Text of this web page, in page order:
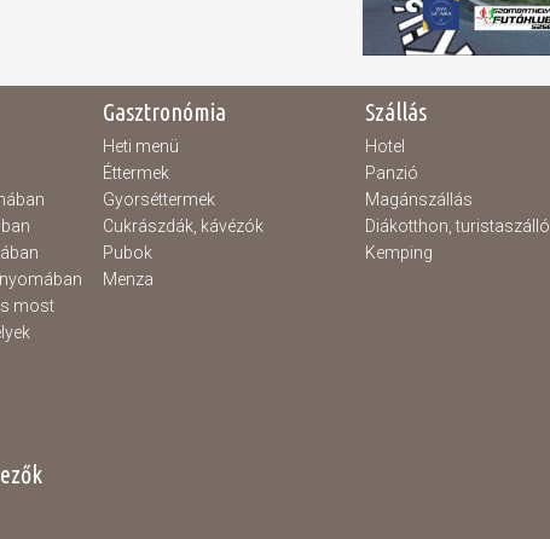
most
Gasztronómia
Heti menü
Éttermek
Gyorséttermek
Cukrászdák, kávézók
Pubok
Menza
Szállás
Hotel
Panzió
Magánszállás
Diákotthon, turistaszálló
Kemping